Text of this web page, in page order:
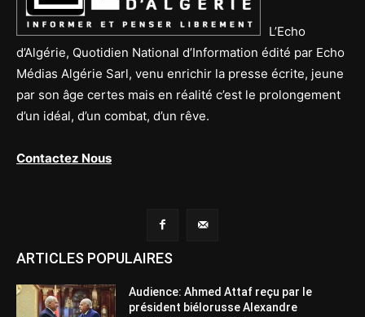
L’Echo
d’Algérie, Quotidien National d’Information édité par Echo
Médias Algérie Sarl, venu enrichir la presse écrite, jeune
par son âge certes mais en réalité c’est le prolongement
d’un idéal, d’un combat, d’un rêve.
Contactez Nous
ARTICLES POPULAIRES
Audience: Ahmed Attaf reçu par le
président biélorusse Alexandre